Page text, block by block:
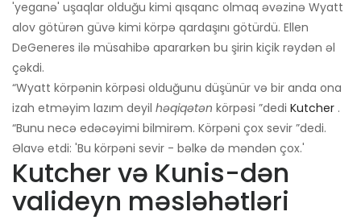
'yeganə' uşaqlar olduğu kimi qısqanc olmaq əvəzinə Wyatt
alov götürən güvə kimi körpə qardaşını götürdü. Ellen
DeGeneres ilə müsahibə apararkən bu şirin kiçik rəydən əl
çəkdi.
“Wyatt körpənin körpəsi olduğunu düşünür və bir anda ona
izah etməyim lazım deyil həqiqətən körpəsi ”dedi Kutcher .
“Bunu necə edəcəyimi bilmirəm. Körpəni çox sevir ”dedi.
Əlavə etdi: 'Bu körpəni sevir - bəlkə də məndən çox.'
Kutcher və Kunis-dən
valideyn məsləhətləri